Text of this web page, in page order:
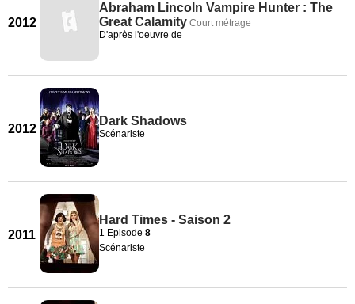
2012
Abraham Lincoln Vampire Hunter : The
Great Calamity Court métrage
D'après l'oeuvre de
2012
Dark Shadows
Scénariste
2011
Hard Times - Saison 2
1 Episode 8
Scénariste